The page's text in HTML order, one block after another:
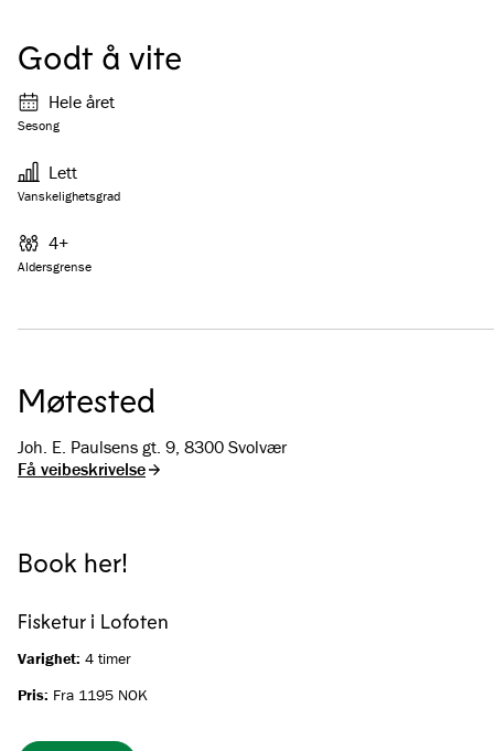
Godt å vite
Sesong
Hele året
Vanskelighetsgrad
Lett
Aldersgrense
4+
Møtested
Joh. E. Paulsens gt. 9, 8300 Svolvær
Få veibeskrivelse
Book her!
Fisketur i Lofoten
Varighet: 4 timer
Pris: Fra 1195 NOK